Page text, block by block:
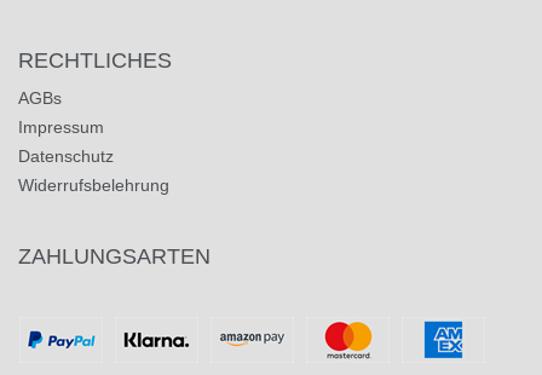
RECHTLICHES
AGBs
Impressum
Datenschutz
Widerrufsbelehrung
ZAHLUNGSARTEN